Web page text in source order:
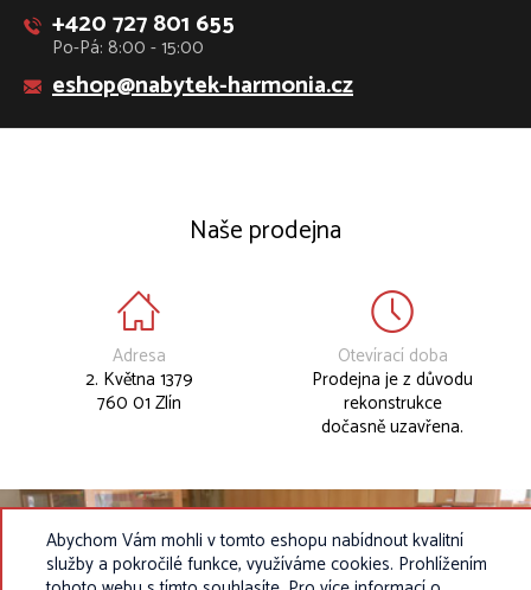
+420 727 801 655
Po-Pá: 8:00 - 15:00
eshop@nabytek-harmonia.cz
Naše prodejna
Adresa
2. Května 1379
760 01 Zlín
Otevírací doba
Prodejna je z důvodu
rekonstrukce
dočasně uzavřena.
Abychom Vám mohli v tomto eshopu nabídnout kvalitní
služby a pokročilé funkce, využíváme cookies. Prohlížením